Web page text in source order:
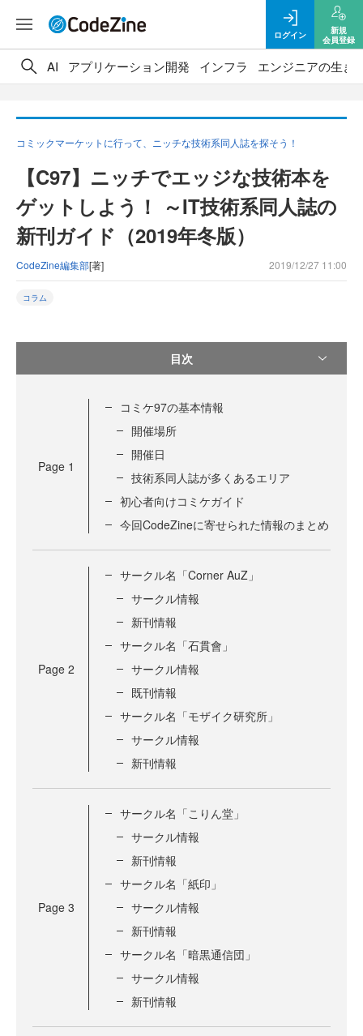
ログイン
新規
会員登録
AI アプリケーション開発 インフラ エンジニアの生き
コミックマーケットに行って、ニッチな技術系同人誌を探そう！
【C97】ニッチでエッジな技術本を
ゲットしよう！ ～IT技術系同人誌の
新刊ガイド（2019年冬版）
CodeZine編集部[著] 2019/12/27 11:00
コラム
目次
Page 1
コミケ97の基本情報
開催場所
開催日
技術系同人誌が多くあるエリア
初心者向けコミケガイド
今回CodeZineに寄せられた情報のまとめ
Page 2
サークル名「Corner AuZ」
サークル情報
新刊情報
サークル名「石貫會」
サークル情報
既刊情報
サークル名「モザイク研究所」
サークル情報
新刊情報
Page 3
サークル名「こりん堂」
サークル情報
新刊情報
サークル名「紙印」
サークル情報
新刊情報
サークル名「暗黒通信団」
サークル情報
新刊情報